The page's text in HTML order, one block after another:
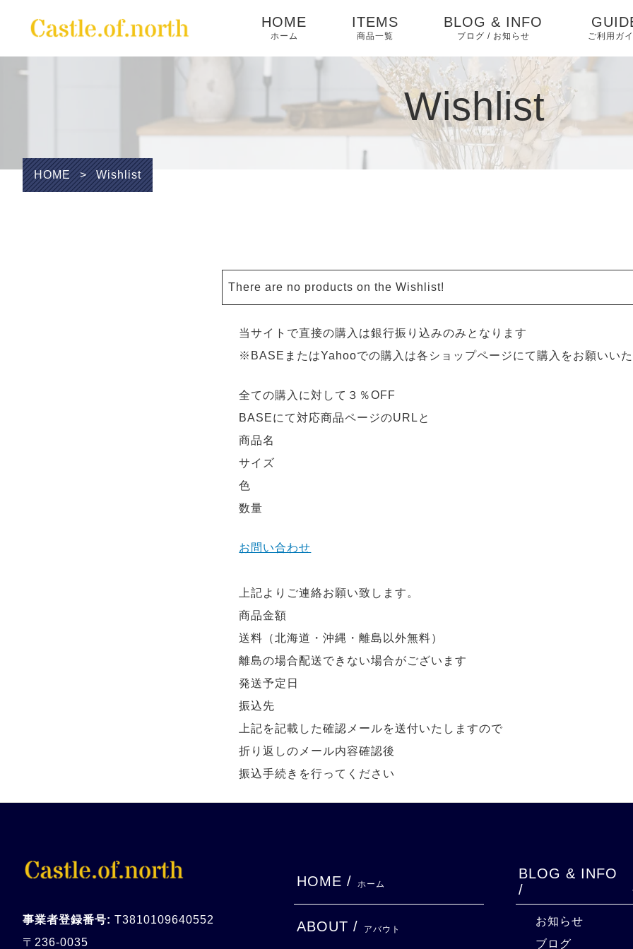
HOME
ホーム
Wishlist
ITEMS
商品一覧
ダイニング ダイニングセット
テーブル
椅子
ベッド・寝具 ベッド
マットレス・敷布団
ソファ・ソファベッ
ド
ソファベッド
アイデア家具
ペット用品
ン
BLOG & INFO
ブログ / お知らせ
お知らせ
相互リンク
ブログ
ご利用ガ
Wishlist
HOME > Wishlist
There are no products on the Wishlist!
当サイトで直接の購入は銀行振り込みのみとなります
※BASEまたはYahooでの購入は各ショップページにて購入をお願いい
全ての購入に対して３％OFF
BASEにて対応商品ページのURLと
商品名
サイズ
色
数量
お問い合わせ
上記よりご連絡お願い致します。
商品金額
送料（北海道・沖縄・離島以外無料）
離島の場合配送できない場合がございます
発送予定日
振込先
上記を記載した確認メールを送付いたしますので
折り返しのメール内容確認後
振込手続きを行ってください
事業者登録番号: T3810109640552
〒236-0035
HOME / ホーム
ABOUT / アバウト
BLOG & INFO
/
お知らせ
ブログ